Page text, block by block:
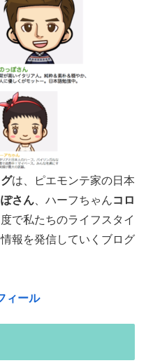
は、ピエモンテ家の日本
さん 、ハーフちゃんコロ
で私たちのライフスタイ
報を発信していくブログ
ィール